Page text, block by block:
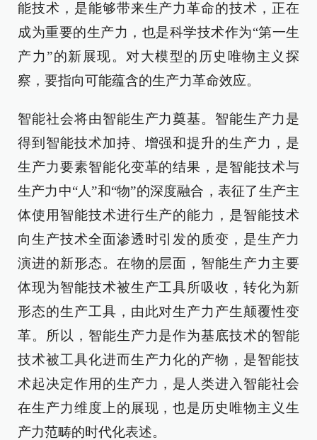
能技术，是能够带来生产力革命的技术，正在
成为重要的生产力，也是科学技术作为“第一生
产力”的新展现。对大模型的历史唯物主义探
察，要指向可能蕴含的生产力革命效应。
智能社会将由智能生产力奠基。智能生产力是
得到智能技术加持、增强和提升的生产力，是
生产力要素智能化变革的结果，是智能技术与
生产力中“人”和“物”的深度融合，表征了生产主
体使用智能技术进行生产的能力，是智能技术
向生产技术全面渗透时引发的质变，是生产力
演进的新形态。在物的层面，智能生产力主要
体现为智能技术被生产工具所吸收，转化为新
形态的生产工具，由此对生产力产生颠覆性变
革。所以，智能生产力是作为基底技术的智能
技术被工具化进而生产力化的产物，是智能技
术起决定作用的生产力，是人类进入智能社会
在生产力维度上的展现，也是历史唯物主义生
产力范畴的时代化表述。